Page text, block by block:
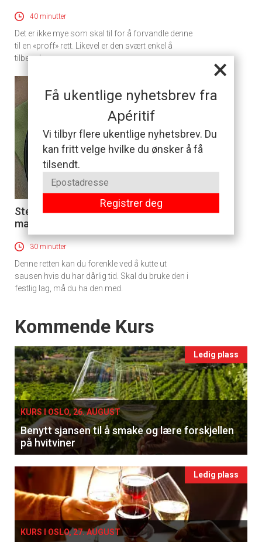
×
Få ukentlige nyhetsbrev fra
Apéritif
Vi tilbyr flere ukentlige nyhetsbrev. Du
kan fritt velge hvilke du ønsker å få
tilsendt.
Registrer deg
40 minutter
Det er ikke mye som skal til for å forvandle denne
til en «proff» rett. Likevel er den svært enkel å
tilberede.
Stekt laks med purre og
mangosalat og hvitvinsaus
4
30 minutter
Denne retten kan du forenkle ved å kutte ut
sausen hvis du har dårlig tid. Skal du bruke den i
festlig lag, må du ha den med.
Events
Kommende Kurs
Ledig plass
KURS I OSLO, 26. AUGUST
Benytt sjansen til å smake og lære forskjellen
på hvitviner
Ledig plass
KURS I OSLO, 27. AUGUST